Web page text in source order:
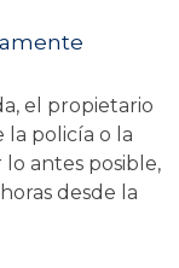
el propietario
policía o la
antes posible,
desde la